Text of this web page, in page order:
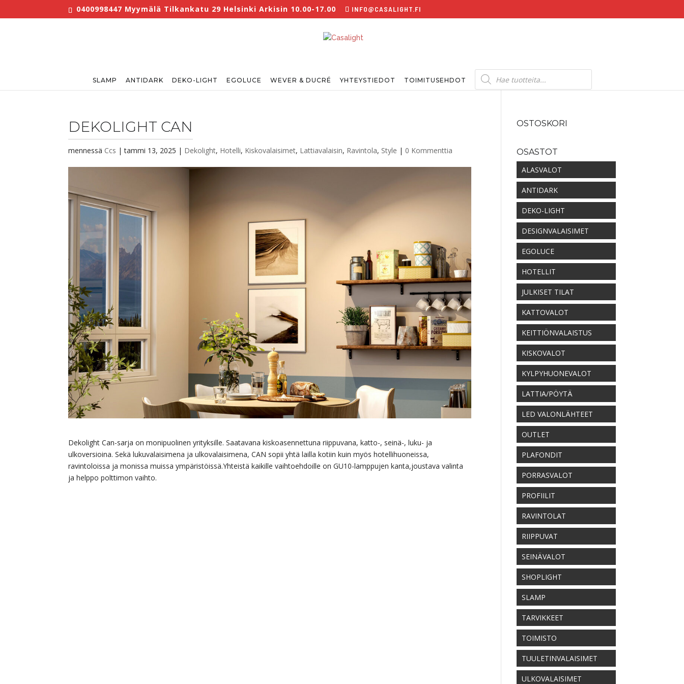
0400998447 Myymälä Tilkankatu 29 Helsinki Arkisin 10.00-17.00 INFO@CASALIGHT.FI
SLAMP ANTIDARK DEKO-LIGHT EGOLUCE WEVER & DUCRÉ YHTEYSTIEDOT TOIMITUSEHDOT
Products
search
DEKOLIGHT CAN
mennessä Ccs |tammi 13, 2025 | Dekolight, Hotelli, Kiskovalaisimet, Lattiavalaisin, Ravintola, Style | 0 Kommenttia
Dekolight Can-sarja on monipuolinen yrityksille. Saatavana kiskoasennettuna riippuvana, katto-, seinä-, luku- ja
ulkoversioina. Sekä lukuvalaisimena ja ulkovalaisimena, CAN sopii yhtä lailla kotiin kuin myös hotellihuoneissa,
ravintoloissa ja monissa muissa ympäristöissä.Yhteistä kaikille vaihtoehdoille on GU10-lamppujen kanta,joustava valinta
ja helppo polttimon vaihto.
OSTOSKORI
OSASTOT
ALASVALOT
ANTIDARK
DEKO-LIGHT
DESIGNVALAISIMET
EGOLUCE
HOTELLIT
JULKISET TILAT
KATTOVALOT
KEITTIÖNVALAISTUS
KISKOVALOT
KYLPYHUONEVALOT
LATTIA/PÖYTÄ
LED VALONLÄHTEET
OUTLET
PLAFONDIT
PORRASVALOT
PROFIILIT
RAVINTOLAT
RIIPPUVAT
SEINÄVALOT
SHOPLIGHT
SLAMP
TARVIKKEET
TOIMISTO
TUULETINVALAISIMET
ULKOVALAISIMET